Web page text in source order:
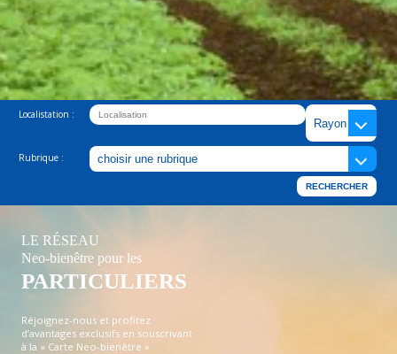
Localistation :
Rubrique :
LE RÉSEAU
Neo-bienêtre pour les
PARTICULIERS
Réjoignez-nous et profitez
d’avantages exclusifs en souscrivant
à la « Carte Neo-bienêtre »